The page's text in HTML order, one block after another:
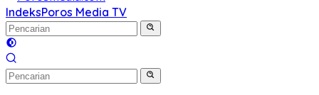
IndeksPoros Media TV